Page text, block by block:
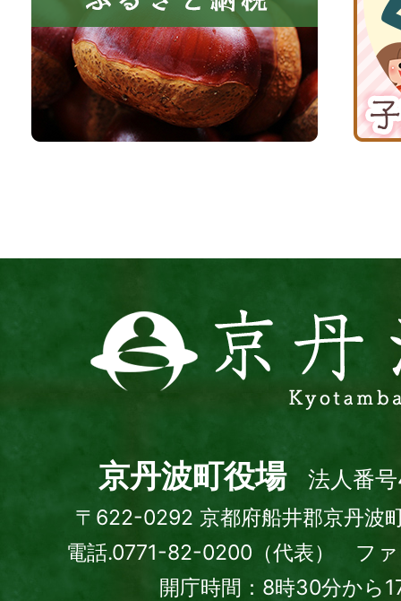
町
京
税
育
て
応
援
丹
波
town
京丹波町役場 法人番
〒622-0292 京都府船井郡京丹波
電話.0771-82-0200（代表） フ
開庁時間：8時30分から